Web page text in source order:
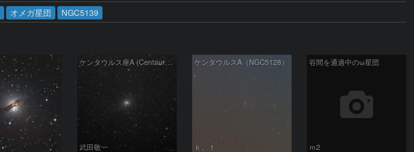
オメガ星団 NGC5139
ケンタウルス座A (Centaurus A)
武田敬一
ケンタウルスA（NGC5128）
ｋ。ｔ
谷間を通過中のω星団
ｍ2